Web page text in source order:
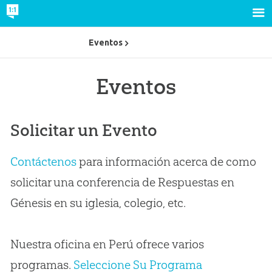
Eventos
Solicitar un Evento
Contáctenospara información acerca de como
solicitar una conferencia de Respuestas en
Génesis en su iglesia, colegio, etc.
Nuestra oficina en Perú ofrece varios
programas. Seleccione Su Programa
Eventos